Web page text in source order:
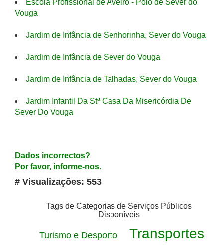
Escola Profissional de Aveiro - Polo de Sever do
Vouga
Jardim de Infância de Senhorinha, Sever do Vouga
Jardim de Infância de Sever do Vouga
Jardim de Infância de Talhadas, Sever do Vouga
Jardim Infantil Da Stª Casa Da Misericórdia De
Sever Do Vouga
Dados incorrectos?
Por favor, informe-nos.
# Visualizações: 553
Tags de Categorias de Serviços Públicos
Disponíveis
Turismo e Desporto
Transportes